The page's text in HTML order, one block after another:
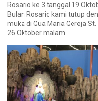
Rosario ke 3 tanggal 19
Bulan Rosario kami tutup
muka di Gua Maria Gereja
26 Oktober malam.